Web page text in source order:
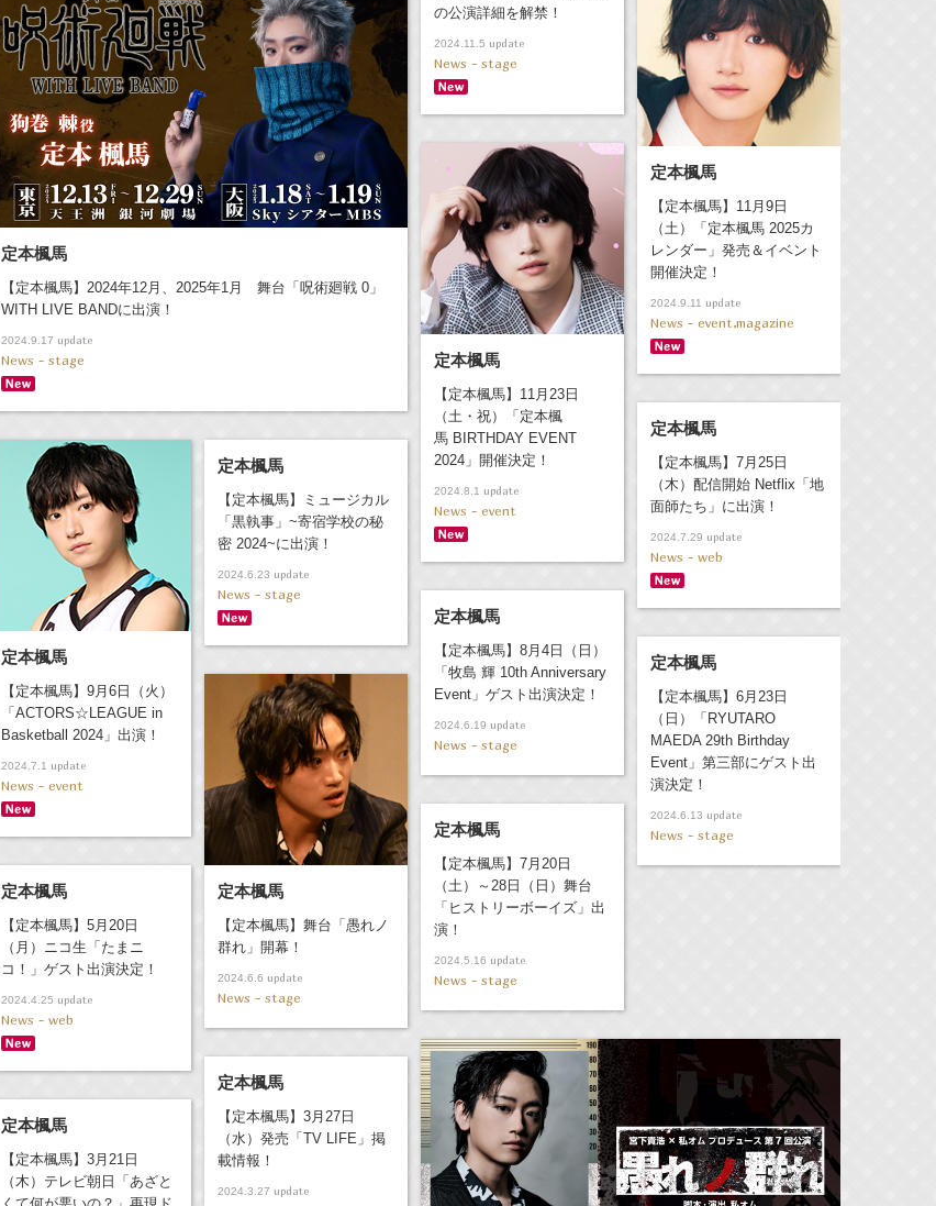
の公演詳細を解禁！
2024.11.5 update
News - stage
定本楓馬
【定本楓馬】2024年12月、2025年1月 舞台「呪術廻戦 0」
WITH LIVE BANDに出演！
2024.9.17 update
News - stage
定本楓馬
【定本楓馬】11月9日
（土）「定本楓馬 2025カ
レンダー」発売＆イベント
開催決定！
2024.9.11 update
News - event,magazine
定本楓馬
【定本楓馬】11月23日
（土・祝）「定本楓
馬 BIRTHDAY EVENT
2024」開催決定！
2024.8.1 update
News - event
定本楓馬
【定本楓馬】7月25日
（木）配信開始 Netflix「地
面師たち」に出演！
2024.7.29 update
News - web
定本楓馬
【定本楓馬】9月6日（火）
「ACTORS☆LEAGUE in
Basketball 2024」出演！
2024.7.1 update
News - event
定本楓馬
【定本楓馬】ミュージカル
「黒執事」~寄宿学校の秘
密 2024~に出演！
2024.6.23 update
News - stage
定本楓馬
【定本楓馬】8月4日（日）
「牧島 輝 10th Anniversary
Event」ゲスト出演決定！
2024.6.19 update
News - stage
定本楓馬
【定本楓馬】6月23日
（日）「RYUTARO
MAEDA 29th Birthday
Event」第三部にゲスト出
演決定！
2024.6.13 update
News - stage
定本楓馬
【定本楓馬】舞台「愚れノ
群れ」開幕！
2024.6.6 update
News - stage
定本楓馬
【定本楓馬】7月20日
（土）～28日（日）舞台
「ヒストリーボーイズ」出
演！
2024.5.16 update
News - stage
定本楓馬
【定本楓馬】5月20日
（月）ニコ生「たまニ
コ！」ゲスト出演決定！
2024.4.25 update
News - web
定本楓馬
【定本楓馬】3月27日
（水）発売「TV LIFE」掲
載情報！
2024.3.27 update
定本楓馬
【定本楓馬】3月21日
（木）テレビ朝日「あざと